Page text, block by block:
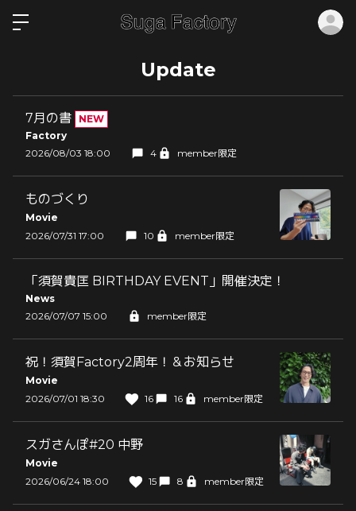
Update
7月の書
NEW
Factory
2026/08/03 18:00
4 member限定
ものづくり
Movie
2026/07/31 17:00
10 member限定
「須賀貴匡 BIRTHDAY EVENT」開催決定！
News
2026/07/07 15:00
member限定
祝！須賀Factory2周年！＆お知らせ
Movie
2026/07/01 18:30
16 16 member限定
スガさんぽ#20 中野
Movie
2026/06/24 18:00
15 8 member限定